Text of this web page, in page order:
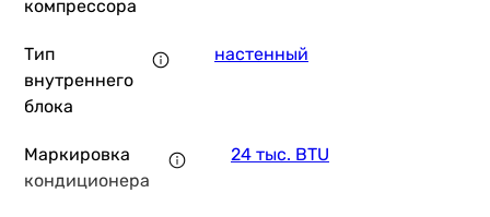
29 999грн
компрессора
Тип
внутреннего
блока
настенный
Маркировка
кондиционера
24 тыс. BTU